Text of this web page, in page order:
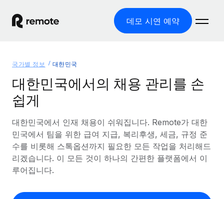
데모 시연 예약
글로벌 고용
글로벌 급여
규정을 준수하며 급여 지급을 손쉽게 처리
기록상 고용주(EOR)
법인 설립 비용 없이 전 세계로 사업을 확장
솔루션
글로벌 서비스 제공
국가별 정보
국가별 글로벌 채용 지원 알아보기
미국 주별 정보
리소스
도구 및 계산기
오분류 리스크 평가 도구
요금
한국어
국가별 정보 대한민국
대한민국에서의 채용 관리를 손
쉽게
대한민국에서 인재 채용이 쉬워집니다. Remote가 대한
민국에서 팀을 위한 급여 지급, 복리후생, 세금, 규정 준
수를 비롯해 스톡옵션까지 필요한 모든 작업을 처리해드
리겠습니다. 이 모든 것이 하나의 간편한 플랫폼에서 이
루어집니다.